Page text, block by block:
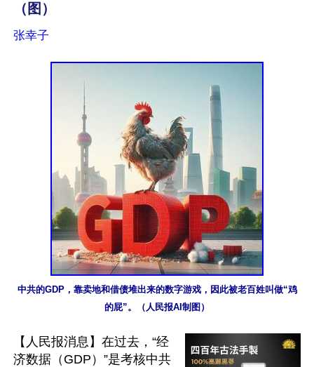
（图）
张幸子
中共的GDP，靠卖地和借债堆出来的数字游戏，因此被老百姓叫做“鸡
的屁”。（人民报AI制图）
【人民报消息】在过去，“经
济数据（GDP）”是考核中共